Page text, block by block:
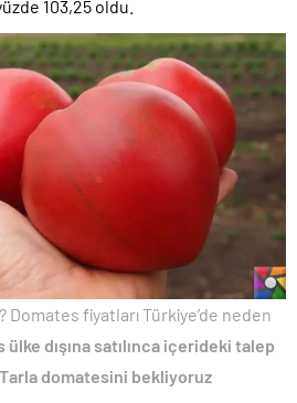
103,25 oldu.
Domates fiyatları Türkiye’de neden
ülke dışına satılınca içerideki talep
Tarla domatesini bekliyoruz